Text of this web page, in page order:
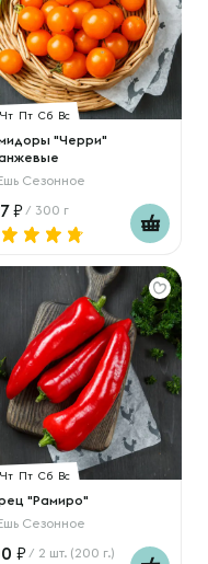
Чт Пт Сб Вс
"Черри"
Сезонное
/ 300 г
Чт Пт Сб Вс
"Рамиро"
Сезонное
/ 2 шт. (200 г.)